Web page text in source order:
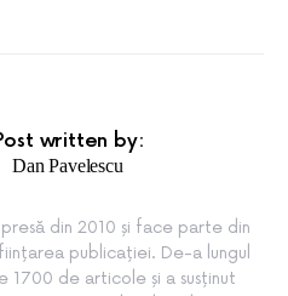
written by:
Dan Pavelescu
din 2010 și face parte din
publicației. De-a lungul
1700 de articole și a susținut